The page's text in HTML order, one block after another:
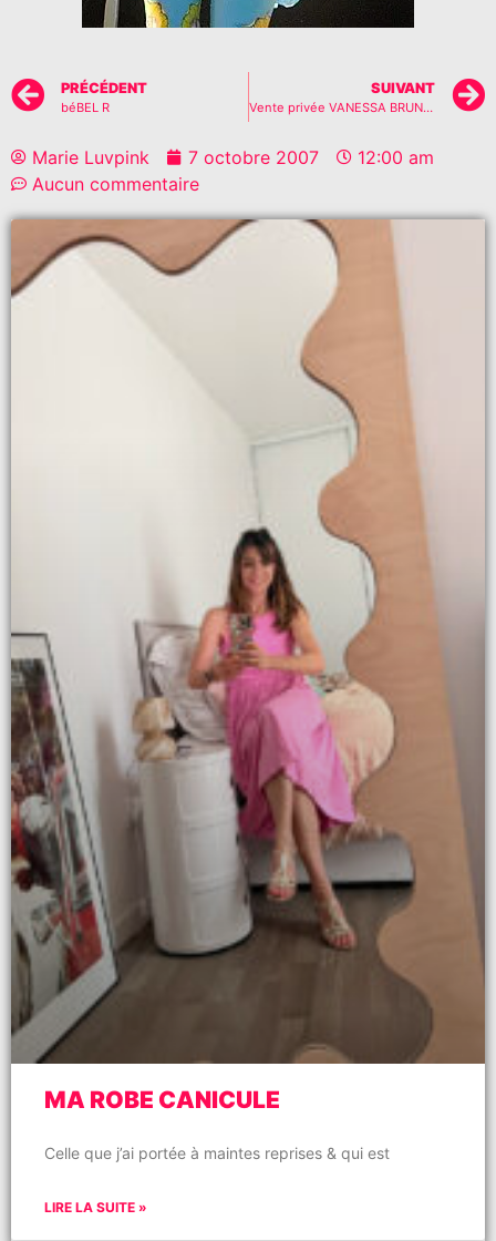
PRÉCÉDENT
béBEL R
SUIVANT
Vente privée VANESSA BRUNO !!
Marie Luvpink 7 octobre 2007
12:00 am
Aucun commentaire
MA ROBE CANICULE
Celle que j’ai portée à maintes reprises & qui est
LIRE LA SUITE »